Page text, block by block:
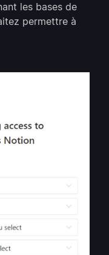
les bases de
permettre à